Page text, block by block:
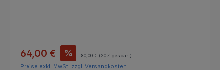
Verkaufspreis:
64,00 € % Regulärer Preis:
80,00 € (20% gespart)
Preise exkl. MwSt. zzgl. Versandkosten